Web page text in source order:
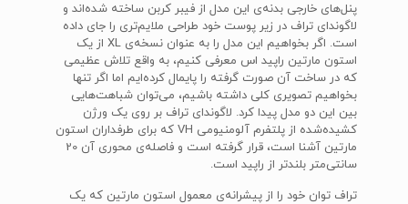
پنل‌های خارجی بدنه‌ی این مدل از فیبر کربن ساخته شده‌اند و
لاگوندای تراف در زیر پوست خود طراحی ملایم‌تری را جای داده
است. اگر بخواهیم این مدل را به عنوان نسخه‌ی XL از یک
استون مارتین راپید اس معرفی کنیم، به واقع تلاش عظیمی
که در ساخت آن صورت گرفته را پایمال کرده‌ایم اما اگر تنها
بخواهیم تصویری کلی داشته باشیم، می‌توان شباهت‌هایی
بین این دو مدل پیدا کرد. لاگوندای تراف بر روی یک ورژن
کشیده‌شده از پلتفرم آلومنیومی VH که برای طرفداران استون
مارتین آشنا است، قرار گرفته است و فاصله‌ی محوری آن 20
سانتی‌متر بلندتر از راپید است.
تراف توان خود را از پیشرانه‌ی معمول استون مارتین که یک